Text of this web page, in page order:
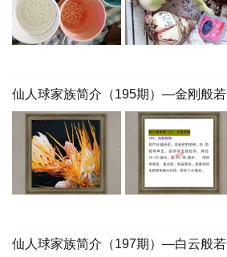
仙人球家族简介（195期）—金刚般若
仙人球家族简介（197期）—白云般若